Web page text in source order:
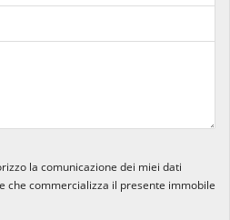
la comunicazione dei miei dati
che commercializza il presente immobile